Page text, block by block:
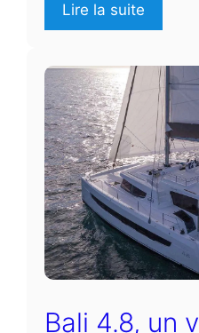
Lire la suite
Bali 4.8, un